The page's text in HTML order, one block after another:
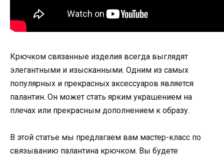
Крючком связанные изделия всегда выглядят
элегантными и изысканными. Одним из самых
популярных и прекрасных аксессуаров является
палантин. Он может стать ярким украшением на
плечах или прекрасным дополнением к образу.
В этой статье мы предлагаем вам мастер-класс по
связыванию палантина крючком. Вы будете